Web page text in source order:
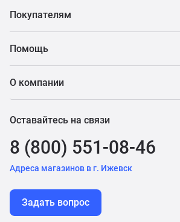
Покупателям
Помощь
О компании
Оставайтесь на связи
8 (800) 551-08-46
Адреса магазинов в г. Ижевск
Задать вопрос